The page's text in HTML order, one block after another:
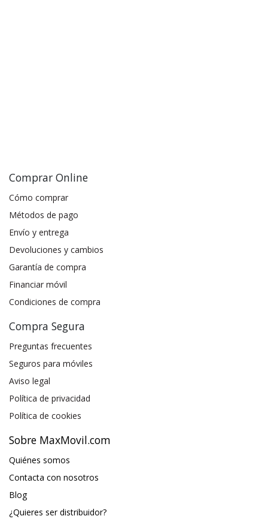
Comprar Online
Cómo comprar
Métodos de pago
Envío y entrega
Devoluciones y cambios
Garantía de compra
Financiar móvil
Condiciones de compra
Compra Segura
Preguntas frecuentes
Seguros para móviles
Aviso legal
Política de privacidad
Política de cookies
Sobre MaxMovil.com
Quiénes somos
Contacta con nosotros
Blog
¿Quieres ser distribuidor?